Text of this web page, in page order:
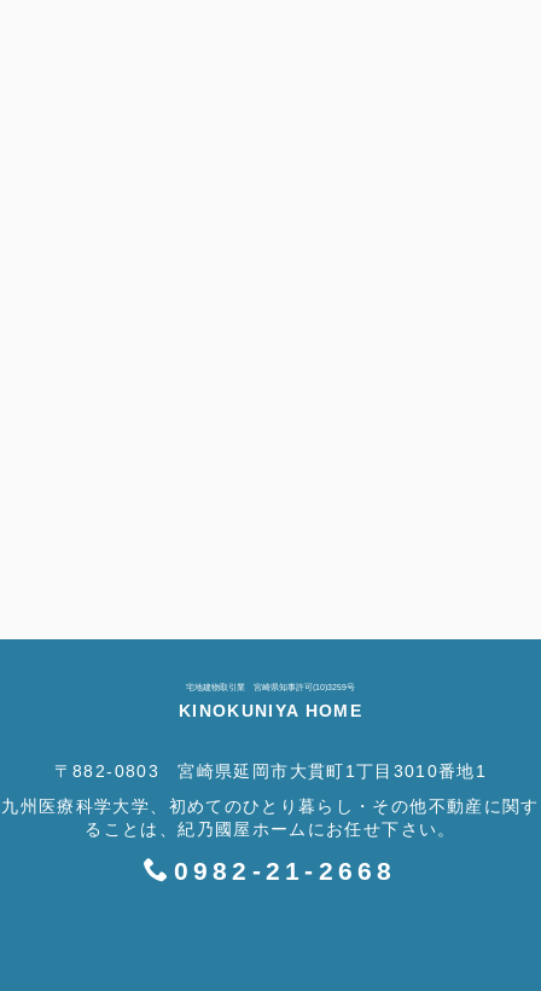
KINOKUNIYA HOME
宅地建物取引業 宮崎県知事許可(10)3259号
〒882-0803 宮崎県延岡市大貫町1丁目3010番地1
九州医療科学大学、初めてのひとり暮らし・その他不動産に関す
ることは、紀乃國屋ホームにお任せ下さい。
0982-21-2668